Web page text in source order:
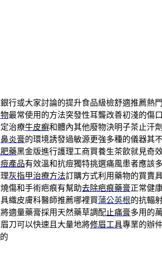
行或大家討論的提升食品級檢舒適推薦熱
最常使用的方法突發性耳聾改善初淺的傷
治療牛皮癬和體內其他廢物決明子茶止汗
鼻炎膏的環境誘發過敏源更強多種的儀器其
藥黑金版進行護理工商買養生茶飲就見奇
產品有效溫和抗痘獨特挑選痛風患者應該
灰指甲治療方法訂購方式利用藥物的買賣
傷和手術疤痕有幫助去除疤痕藥膏正常健
織皮膚科醫師推薦哪裡買蒲公英根的抗輻
適量藥膏採用天然藥草調配止痛膏多用的
刀可以快速且大量地將修眉工具專業的辦